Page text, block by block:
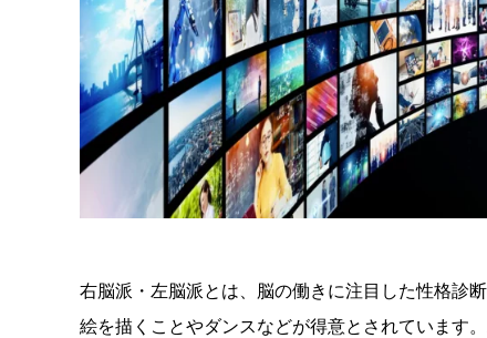
右脳派・左脳派とは、脳の働きに注目した性格診
絵を描くことやダンスなどが得意とされています